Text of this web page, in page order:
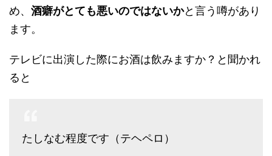
め、 酒癖がとても悪いのではないかと言う噂があり
ます。
テレビに出演した際にお酒は飲みますか？と聞かれ
ると
たしなむ程度です（テヘペロ）